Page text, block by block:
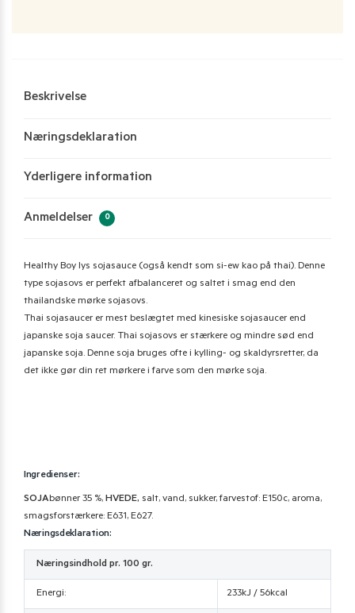
Beskrivelse
Næringsdeklaration
Yderligere information
Anmeldelser 0
Healthy Boy lys sojasauce (også kendt som si-ew kao på thai). Denne
type sojasovs er perfekt afbalanceret og saltet i smag end den
thailandske mørke sojasovs.
Thai sojasaucer er mest beslægtet med kinesiske sojasaucer end
japanske soja saucer. Thai sojasovs er stærkere og mindre sød end
japanske soja. Denne soja bruges ofte i kylling- og skaldyrsretter, da
det ikke gør din ret mørkere i farve som den mørke soja.
Ingredienser:
SOJAbønner 35 %, HVEDE, salt, vand, sukker, farvestof: E150c, aroma,
smagsforstærkere: E631, E627.
Næringsdeklaration:
Næringsindhold pr. 100 gr.
Energi: 233kJ / 56kcal